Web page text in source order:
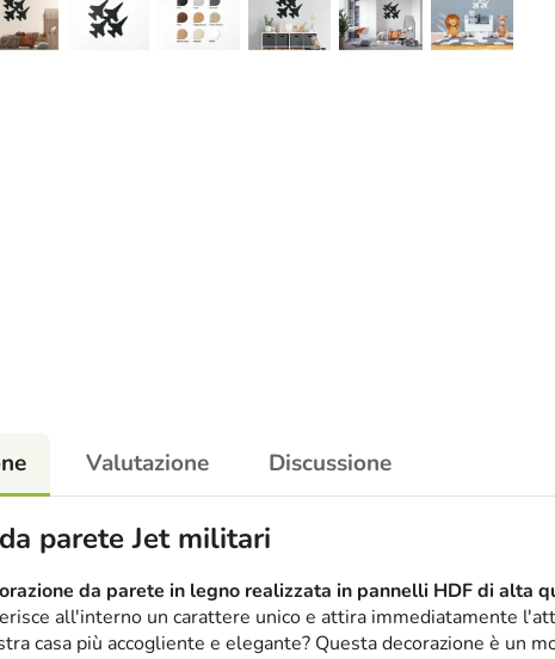
Valutazione Discussione
parete Jet militari
da parete in legno realizzata in pannelli HDF di alta
all'interno un carattere unico e attira immediatamente
casa più accogliente e elegante? Questa decorazione è un